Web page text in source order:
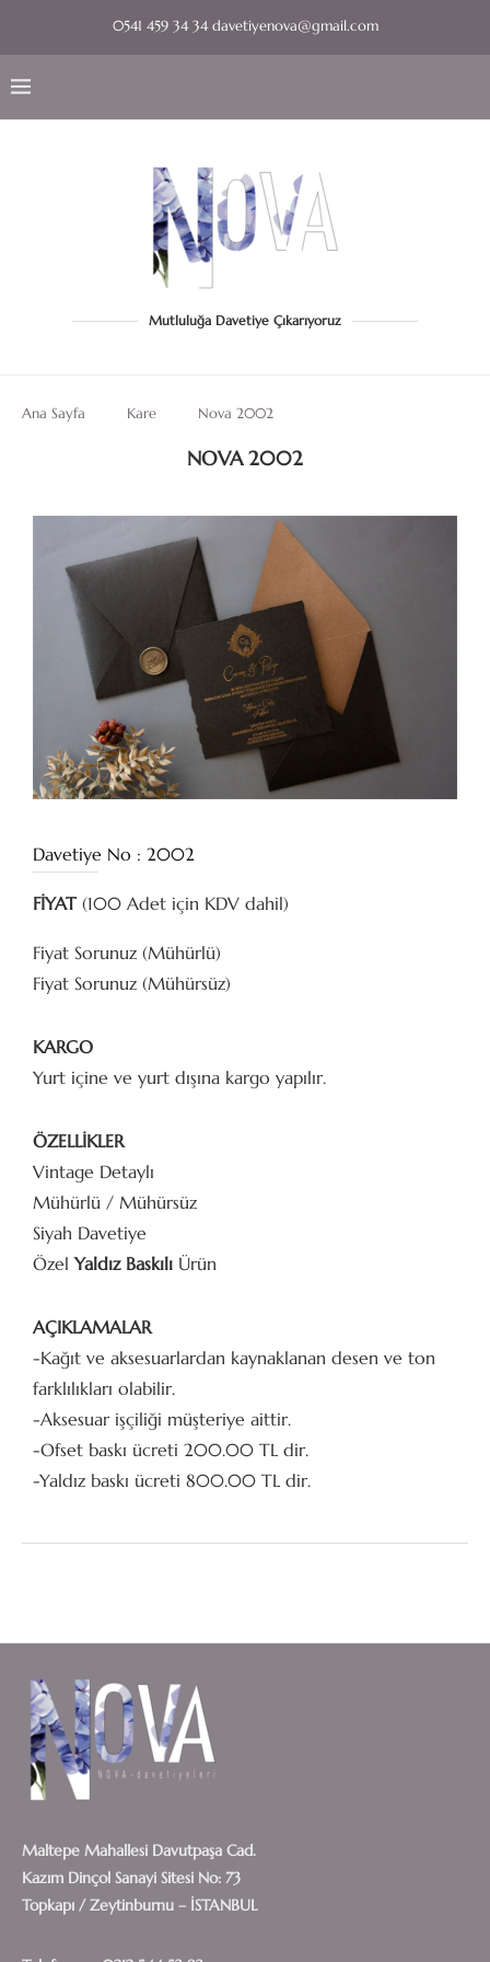
0541 459 34 34 davetiyenova@gmail.com
Mutluluğa Davetiye Çıkarıyoruz
Ana Sayfa Kare Nova 2002
NOVA 2002
Davetiye No : 2002
FİYAT (100 Adet için KDV dahil)
Fiyat Sorunuz (Mühürlü)
Fiyat Sorunuz (Mühürsüz)
KARGO
Yurt içine ve yurt dışına kargo yapılır.
ÖZELLİKLER
Vintage Detaylı
Mühürlü / Mühürsüz
Siyah Davetiye
ÖzelYaldız Baskılı Ürün
AÇIKLAMALAR
-Kağıt ve aksesuarlardan kaynaklanan desen ve ton
farklılıkları olabilir.
-Aksesuar işçiliği müşteriye aittir.
-Ofset baskı ücreti 200.00 TL dir.
-Yaldız baskı ücreti 800.00 TL dir.
Maltepe Mahallesi Davutpaşa Cad.
Kazım Dinçol Sanayi Sitesi No: 73
Topkapı / Zeytinburnu – İSTANBUL